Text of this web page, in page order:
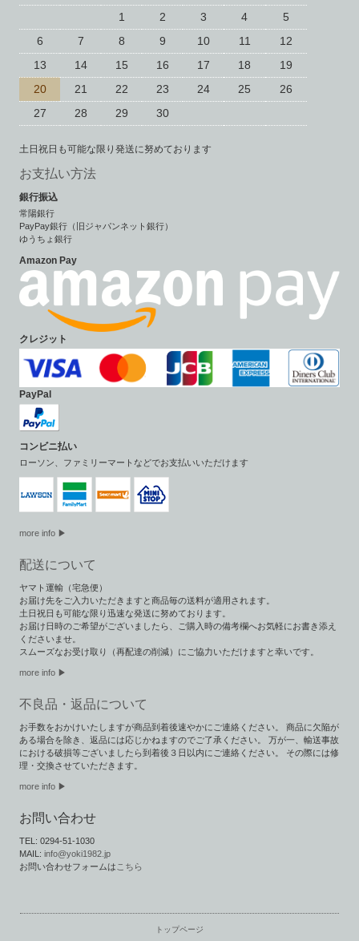
1
2 3 4
5
6
7 8 9 10 11
12
13
14 15 16 17 18
19
20
21 22 23 24 25
26
27
28 29 30
土日祝日も可能な限り発送に努めております
お支払い方法
銀行振込
常陽銀行
PayPay銀行（旧ジャパンネット銀行）
ゆうちょ銀行
Amazon Pay
クレジット
PayPal
コンビニ払い
ローソン、ファミリーマートなどでお支払いいただけます
more info ▶
配送について
ヤマト運輸（宅急便）
お届け先をご入力いただきますと商品毎の送料が適用されます。
土日祝日も可能な限り迅速な発送に努めております。
お届け日時のご希望がございましたら、ご購入時の備考欄へお気軽にお書き添え
くださいませ。
スムーズなお受け取り（再配達の削減）にご協力いただけますと幸いです。
more info ▶︎
不良品・返品について
お手数をおかけいたしますが商品到着後速やかにご連絡ください。 商品に欠陥が
ある場合を除き、返品には応じかねますのでご了承ください。 万が一、輸送事故
における破損等ございましたら到着後３日以内にご連絡ください。 その際には修
理・交換させていただきます。
more info ▶
お問い合わせ
TEL: 0294-51-1030
MAIL:info@yoki1982.jp
お問い合わせフォームは こちら
トップページ